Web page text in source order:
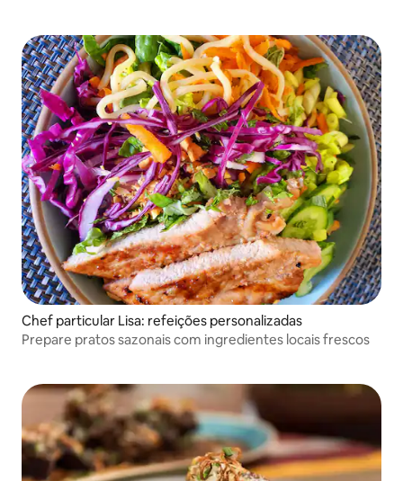
Chef particular Lisa: refeições personalizadas
Prepare pratos sazonais com ingredientes locais frescos